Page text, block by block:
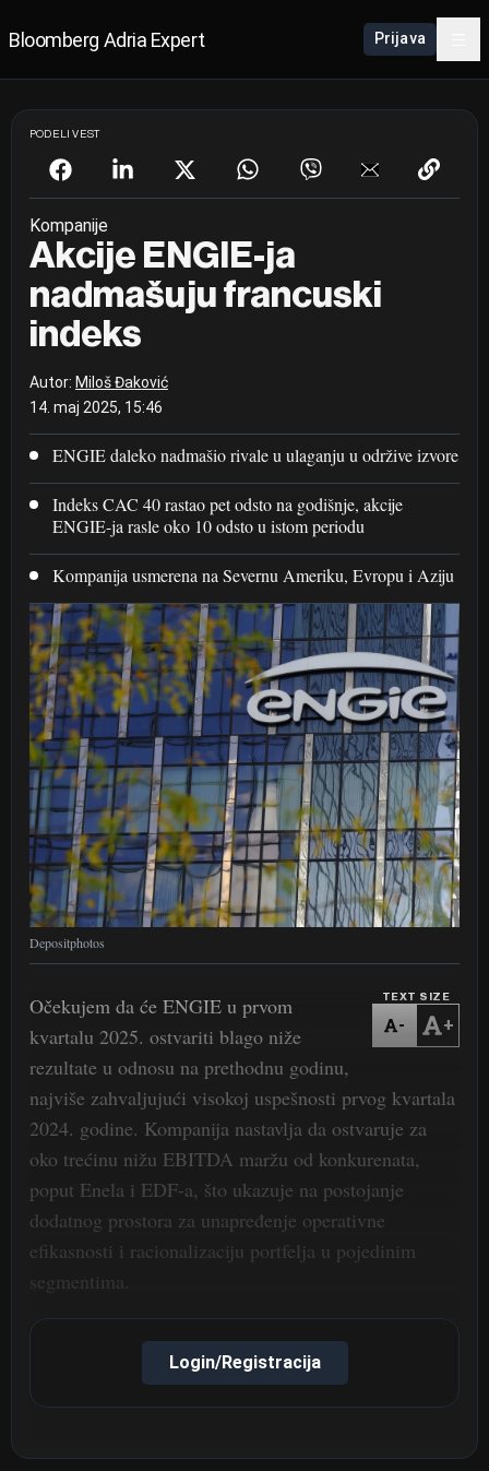
Bloomberg Adria Expert Prijava
PODELI VEST
Kompanije
Akcije ENGIE-ja
nadmašuju francuski
indeks
Autor: Miloš Đaković
14. maj 2025, 15:46
ENGIE daleko nadmašio rivale u ulaganju u održive izvore
Indeks CAC 40 rastao pet odsto na godišnje, akcije
ENGIE-ja rasle oko 10 odsto u istom periodu
Kompanija usmerena na Severnu Ameriku, Evropu i Aziju
Depositphotos
TEXT SIZE
- +
Očekujem da će ENGIE u prvom
kvartalu 2025. ostvariti blago niže
rezultate u odnosu na prethodnu godinu,
najviše zahvaljujući visokoj uspešnosti prvog kvartala
2024. godine. Kompanija nastavlja da ostvaruje za
oko trećinu nižu EBITDA maržu od konkurenata,
poput Enela i EDF-a, što ukazuje na postojanje
dodatnog prostora za unapređenje operativne
efikasnosti i racionalizaciju portfelja u pojedinim
segmentima.
Login/Registracija